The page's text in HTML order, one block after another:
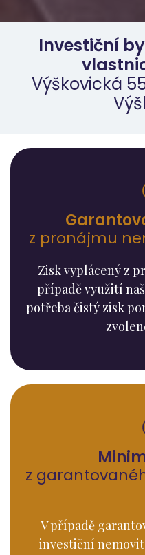
Investiční
Výškovická
z pronájmu
Zisk vyplácený z
případě využití
potřeba čistý zisk
z
V případě
investiční